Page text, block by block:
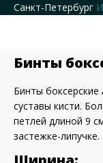
Санкт-Петербург
Бинты
Бинты
суставы кисти.
петлей длиной 9
застежке-